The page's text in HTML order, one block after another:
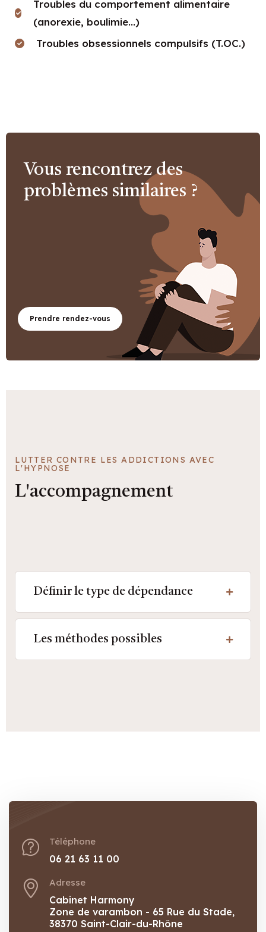
Troubles du comportement alimentaire
(anorexie, boulimie...)
Troubles obsessionnels compulsifs (T.OC.)
Vous rencontrez des
problèmes similaires ?
Prendre rendez-vous
LUTTER CONTRE LES ADDICTIONS AVEC
L'HYPNOSE
L'accompagnement
Définir le type de dépendance
Les méthodes possibles
Téléphone
06 21 63 11 00
Adresse
Cabinet Harmony
Zone de varambon - 65 Rue du Stade,
38370 Saint-Clair-du-Rhône